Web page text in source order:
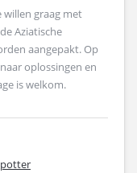
willen graag met
Aziatische
aangepakt. Op
oplossingen en
is welkom.